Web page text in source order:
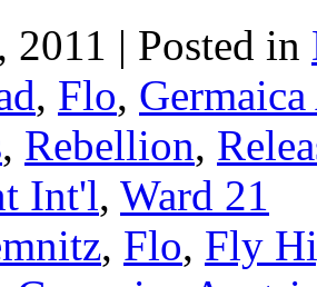
2011 | Posted in
, Flo,
, Rebellion,
Int'l, Ward 21
, Flo, Fly